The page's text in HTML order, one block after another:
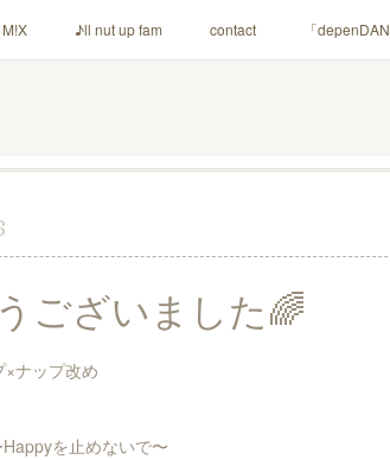
M!X ♪ll nut up fam contact 「
ございました🌈
ナップ改め
を止めないで〜